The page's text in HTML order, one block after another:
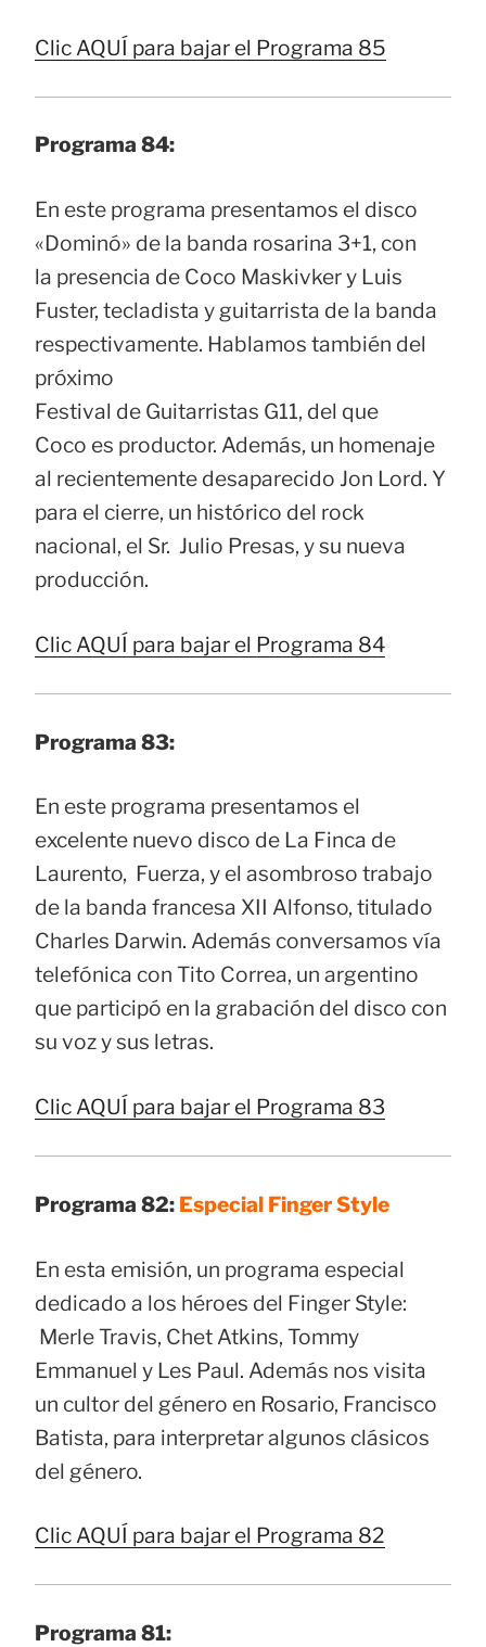
Clic AQUÍ para bajar el Programa 85
Programa 84:
En este programa presentamos el disco
«Dominó» de la banda rosarina 3+1, con
la presencia de Coco Maskivker y Luis
Fuster, tecladista y guitarrista de la banda
respectivamente. Hablamos también del
próximo
Festival de Guitarristas G11, del que
Coco es productor. Además, un homenaje
al recientemente desaparecido Jon Lord. Y
para el cierre, un histórico del rock
nacional, el Sr. Julio Presas, y su nueva
producción.
Clic AQUÍ para bajar el Programa 84
Programa 83:
En este programa presentamos el
excelente nuevo disco de La Finca de
Laurento, Fuerza, y el asombroso trabajo
de la banda francesa XII Alfonso, titulado
Charles Darwin. Además conversamos vía
telefónica con Tito Correa, un argentino
que participó en la grabación del disco con
su voz y sus letras.
Clic AQUÍ para bajar el Programa 83
Programa 82: Especial Finger Style
En esta emisión, un programa especial
dedicado a los héroes del Finger Style:
Merle Travis, Chet Atkins, Tommy
Emmanuel y Les Paul. Además nos visita
un cultor del género en Rosario, Francisco
Batista, para interpretar algunos clásicos
del género.
Clic AQUÍ para bajar el Programa 82
Programa 81: